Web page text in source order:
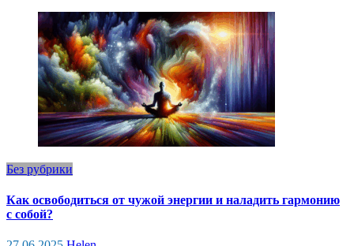
Без рубрики
Как освободиться от чужой энергии и наладить гармонию
с собой?